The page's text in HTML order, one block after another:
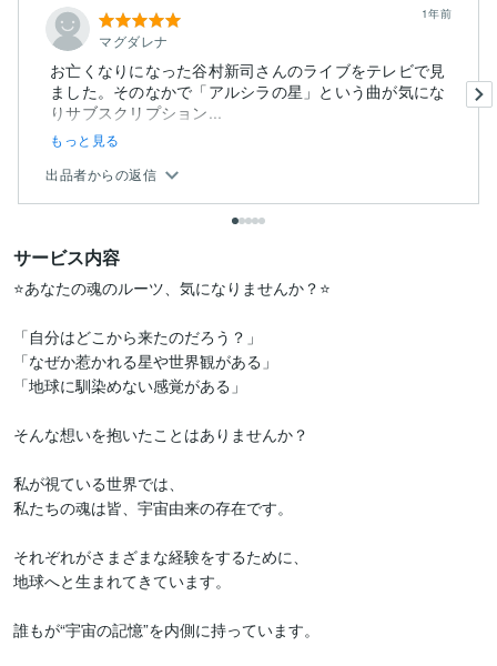
マグダレナ
1年前
お亡くなりになった谷村新司さんのライブをテレビで見
ました。そのなかで「アルシラの星」という曲が気にな
りサブスクリプション...
もっと見る
出品者からの返信
サービス内容
⭐あなたの魂のルーツ、気になりませんか？⭐
「自分はどこから来たのだろう？」
「なぜか惹かれる星や世界観がある」
「地球に馴染めない感覚がある」
そんな想いを抱いたことはありませんか？
私が視ている世界では、
私たちの魂は皆、宇宙由来の存在です。
それぞれがさまざまな経験をするために、
地球へと生まれてきています。
誰もが“宇宙の記憶”を内側に持っています。